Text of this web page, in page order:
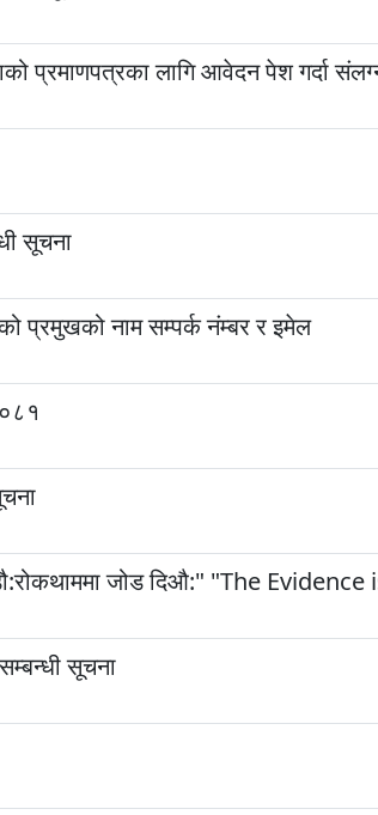
प्रमाणपत्रका लागि आवेदन पेश गर्दा
सूचना
प्रमुखको नाम सम्पर्क नंम्बर र इमेल
जोड दिऔ:" "The
सूचना